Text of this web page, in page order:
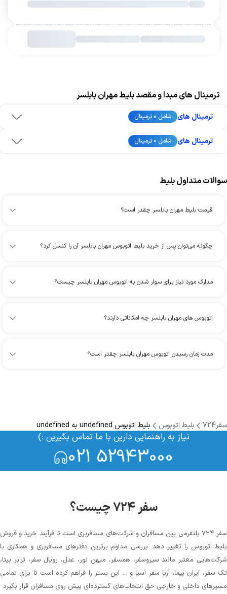
ترمینال های مبدا و مقصد بلیط مهران بابلسر
ترمینال های شامل 0 ترمینال
ترمینال های شامل 0 ترمینال
سوالات متداول بلیط
قیمت بلیط مهران بابلسر چقدر است؟
چگونه می‌توان پس از خرید بلیط اتوبوس مهران بابلسر آن را کنسل کرد؟
مدارک مورد نیاز برای سوار شدن به اتوبوس مهران بابلسر چیست؟
اتوبوس های مهران بابلسر چه امکاناتی دارند؟
مدت زمان رسیدن اتوبوس مهران بابلسر چقدر است؟
سفر724 بلیط اتوبوس بلیط اتوبوس undefined به undefined
نیاز به راهنمایی دارین با ما تماس بگیرین :)
021 52943000
سفر ۷۲۴ چیست؟
سفر ۷۲۴ پلتفرمی بین مسافران و شرکت‌های مسافربری است تا فرآیند خرید و فروش
بلیط اتوبوس را تغییر دهد. بررسی مداوم برترین دفترهای مسافربری و همکاری با
شرکت‌هایی معتبر مانند سیروسفر، همسفر، میهن‌ نور، عدل، رویال سفر، ترابر بیتا،
تک سفر، ایران پیما، آریا سفر آسیا و ... این بستر را فراهم کرده است تا برای تمامی
مسیرهای داخلی و خارجی حق انتخاب‌های گسترده‌ای پیش روی مسافران قرار بگیرد